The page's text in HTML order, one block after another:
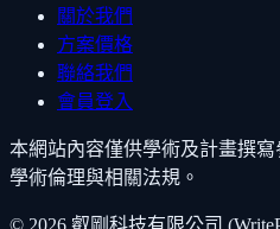
關於我們
方案價格
聯絡我們
會員登入
本網站內容僅供學術及計畫撰
學術倫理與相關法規。
© 2026 叡剛科技有限公司